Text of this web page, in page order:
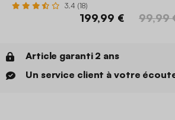
3.4 (18)
199,99 € 99,99
Article garanti 2 ans
Un service client à votre